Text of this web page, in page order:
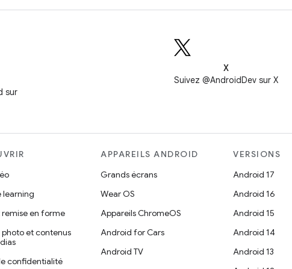
sur
X
Suivez @AndroidDev sur X
learning
remise en forme
et contenus
confidentialité
APPAREILS ANDROID
Grands écrans
Wear OS
Appareils ChromeOS
Android for Cars
Android TV
VERSIONS
Android 17
Android 16
Android 15
Android 14
Android 13